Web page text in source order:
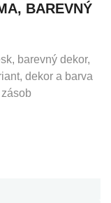
BAREVNÝ
barevný dekor,
dekor a barva